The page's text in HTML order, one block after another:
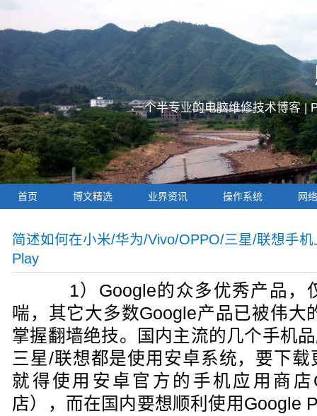
一个半专业的电脑维修技术博客 |
首页 博文精选 业界资讯 操作系统 网
简述如何在小米/华为/Vivo/OPPO/三星/联想手
Play
1）Google的众多优秀产品，
喘，其它大多数Google产品已被伟大
掌握翻墙绝技。国内主流的几个手机
三星/联想都是使用安卓系统，要下
就得使用安卓官方的手机应用商店
店），而在国内要想顺利使用Google